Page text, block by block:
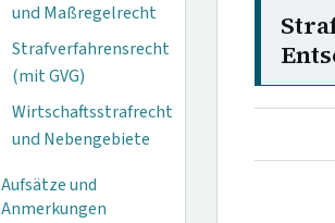
und Maßregelrecht
Strafverfahrensrecht
(mit GVG)
Wirtschaftsstrafrecht
und Nebengebiete
Aufsätze und
Anmerkungen